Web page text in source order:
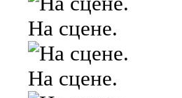
На сцене.
На сцене.